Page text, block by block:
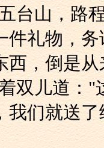
台山，路
件礼物，
西，倒是
双儿道："
我们就送